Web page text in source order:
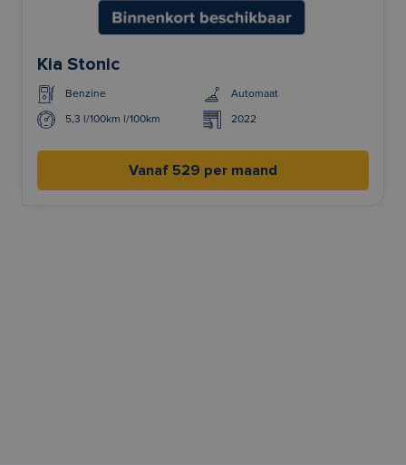
Kia Stonic
Benzine Automaat
5,3 l/100km l/100km 2022
Vanaf 529 per maand